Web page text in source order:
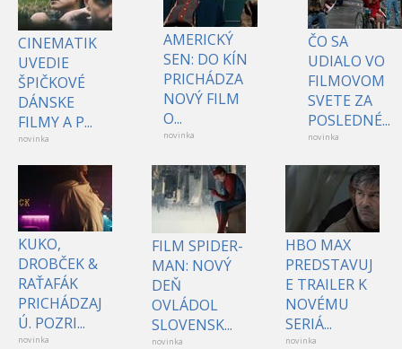
CINEMATIK
UVEDIE
ŠPIČKOVÉ
DÁNSKE
FILMY A P...
novinka
AMERICKÝ
SEN: DO KÍN
PRICHÁDZA
NOVÝ FILM
O...
novinka
ČO SA
UDIALO VO
FILMOVOM
SVETE ZA
POSLEDNÉ...
novinka
KUKO,
DROBČEK &
RAŤAFÁK
PRICHÁDZAJ
Ú. POZRI...
novinka
FILM SPIDER-
MAN: NOVÝ
DEŇ
OVLÁDOL
SLOVENSK...
novinka
HBO MAX
PREDSTAVUJ
E TRAILER K
NOVÉMU
SERIÁ...
novinka